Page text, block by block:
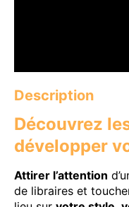
Description
Découvrez
développer
Attirer l’attention
de libraires et